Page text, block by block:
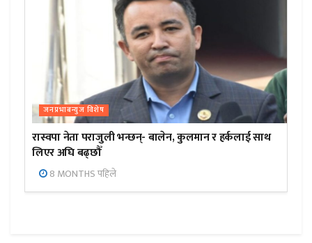
जनप्रभाबन्युज विशेष
रास्वपा नेता पराजुली भन्छन्- बालेन, कुलमान र हर्कलाई साथ
लिएर अघि बढ्छौँ
8 MONTHS पहिले